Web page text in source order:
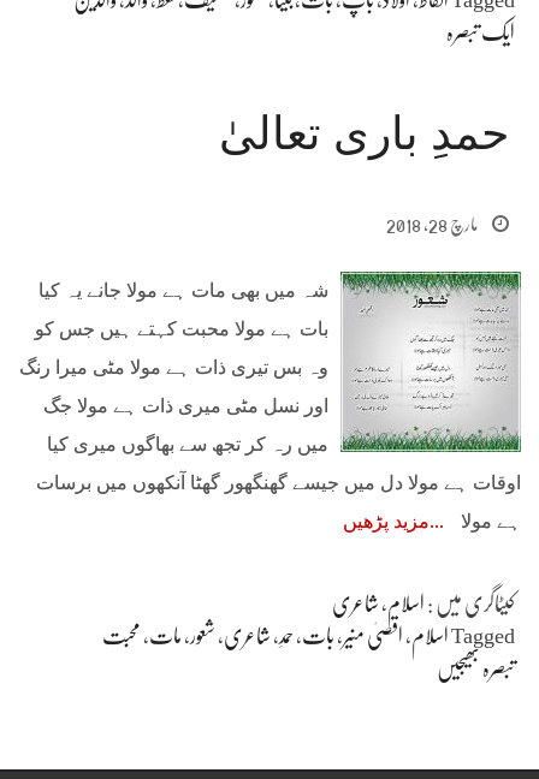
ایک تبصرہ
حمدِ باری تعالیٰ
مارچ 28, 2018
شہ میں بھی مات ہے مولا جانے یہ کیا
بات ہے مولا محبت کہتے ہیں جس کو
وہ بس تیری ذات ہے مولا مٹی میرا رنگ
اور نسل مٹی میری ذات ہے مولا جگ
میں رہ کر تجھ سے بھاگوں میری کیا
اوقات ہے مولا دل میں جیسے گھنگھور گھٹا آنکھوں میں برسات
ہے مولا
مزید پڑھیں
کیٹاگری میں : اسلام ، شاعری
Taggedاسلام ، اقصیٰ منیر ، بات، حمدِ ، شاعری، شعور ، مات، محبت
تبصرہ بھیجیں